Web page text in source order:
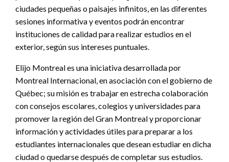
ciudades pequeñas o paisajes infinitos, en las diferentes
sesiones informativa y eventos podrán encontrar
instituciones de calidad para realizar estudios en el
exterior, según sus intereses puntuales.
Elijo Montreal es una iniciativa desarrollada por
Montreal Internacional, en asociación con el gobierno de
Québec; su misión es trabajar en estrecha colaboración
con consejos escolares, colegios y universidades para
promover la región del Gran Montreal y proporcionar
información y actividades útiles para preparar a los
estudiantes internacionales que desean estudiar en dicha
ciudad o quedarse después de completar sus estudios.